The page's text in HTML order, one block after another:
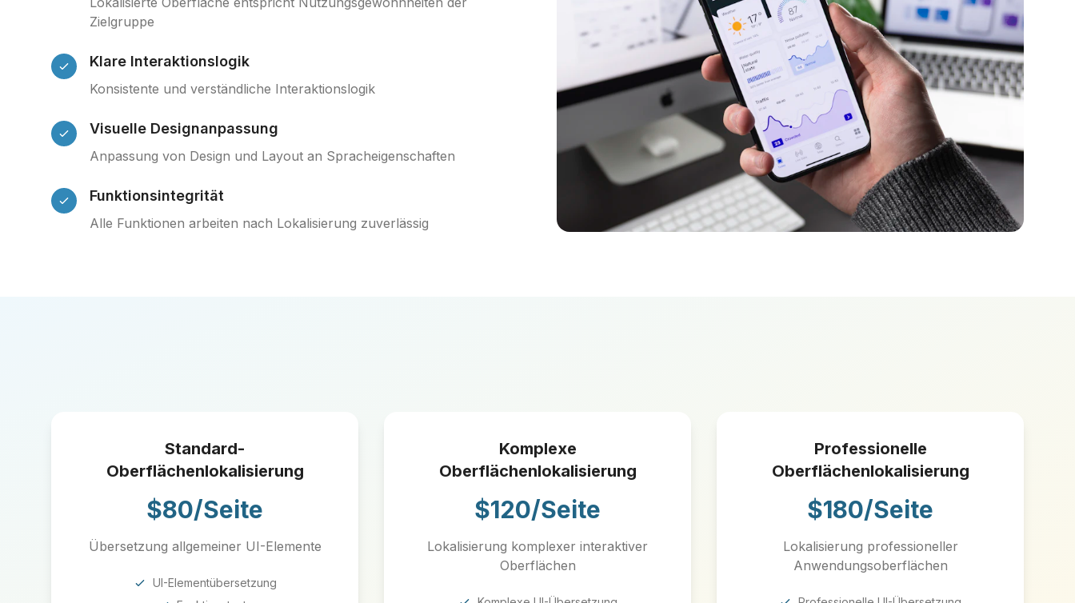
Zielgruppe
Klare Interaktionslogik
Konsistente und verständliche Interaktionslogik
Visuelle Designanpassung
Anpassung von Design und Layout an Spracheigenschaften
Funktionsintegrität
Alle Funktionen arbeiten nach Lokalisierung zuverlässig
Standard-
Oberflächenlokalisierung
$80/Seite
Übersetzung allgemeiner UI-Elemente
UI-Elementübersetzung
Komplexe
Oberflächenlokalisierung
$120/Seite
Lokalisierung komplexer interaktiver
Oberflächen
Professionelle
Oberflächenlokalisierung
$180/Seite
Lokalisierung professioneller
Anwendungsoberflächen